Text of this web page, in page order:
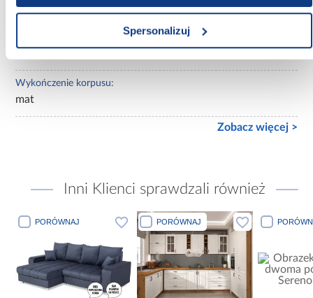
Spersonalizuj
jasne drewnopodobne
Wykończenie korpusu:
mat
Zobacz więcej >
Inni Klienci sprawdzali również
PORÓWNAJ PORÓWNAJ